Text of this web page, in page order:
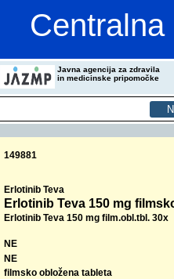
Javna agencija za zdravila
in medicinske pripomočke
149881
Erlotinib Teva
Erlotinib Teva 150 mg
Erlotinib Teva 150 mg film.obl.tbl. 30x
NE
NE
filmsko obložena tableta